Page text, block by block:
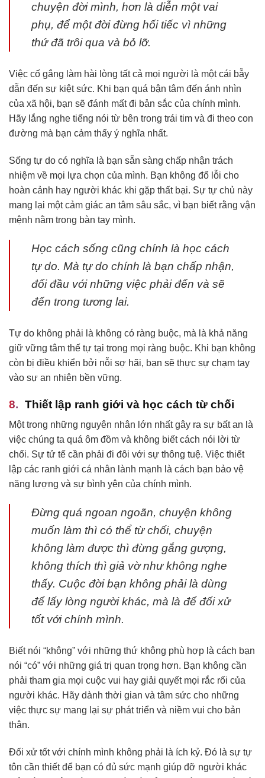
chuyện đời mình, hơn là diễn một vai
phụ, để một đời đừng hối tiếc vì những
thứ đã trôi qua và bỏ lỡ.
Việc cố gắng làm hài lòng tất cả mọi người là một cái bẫy
dẫn đến sự kiệt sức. Khi bạn quá bận tâm đến ánh nhìn
của xã hội, bạn sẽ đánh mất đi bản sắc của chính mình.
Hãy lắng nghe tiếng nói từ bên trong trái tim và đi theo con
đường mà bạn cảm thấy ý nghĩa nhất.
Sống tự do có nghĩa là bạn sẵn sàng chấp nhận trách
nhiệm về mọi lựa chọn của mình. Bạn không đổ lỗi cho
hoàn cảnh hay người khác khi gặp thất bại. Sự tự chủ này
mang lại một cảm giác an tâm sâu sắc, vì bạn biết rằng vận
mệnh nằm trong bàn tay mình.
Học cách sống cũng chính là học cách
tự do. Mà tự do chính là bạn chấp nhận,
đối đầu với những việc phải đến và sẽ
đến trong tương lai.
Tự do không phải là không có ràng buộc, mà là khả năng
giữ vững tâm thế tự tại trong mọi ràng buộc. Khi bạn không
còn bị điều khiển bởi nỗi sợ hãi, bạn sẽ thực sự chạm tay
vào sự an nhiên bền vững.
Thiết lập ranh giới và học cách từ chối
Một trong những nguyên nhân lớn nhất gây ra sự bất an là
việc chúng ta quá ôm đồm và không biết cách nói lời từ
chối. Sự tử tế cần phải đi đôi với sự thông tuệ. Việc thiết
lập các ranh giới cá nhân lành mạnh là cách bạn bảo vệ
năng lượng và sự bình yên của chính mình.
Đừng quá ngoan ngoãn, chuyện không
muốn làm thì có thể từ chối, chuyện
không làm được thì đừng gắng gượng,
không thích thì giả vờ như không nghe
thấy. Cuộc đời bạn không phải là dùng
để lấy lòng người khác, mà là để đối xử
tốt với chính mình.
Biết nói “không” với những thứ không phù hợp là cách bạn
nói “có” với những giá trị quan trọng hơn. Bạn không cần
phải tham gia mọi cuộc vui hay giải quyết mọi rắc rối của
người khác. Hãy dành thời gian và tâm sức cho những
việc thực sự mang lại sự phát triển và niềm vui cho bản
thân.
Đối xử tốt với chính mình không phải là ích kỷ. Đó là sự tự
tôn cần thiết để bạn có đủ sức mạnh giúp đỡ người khác